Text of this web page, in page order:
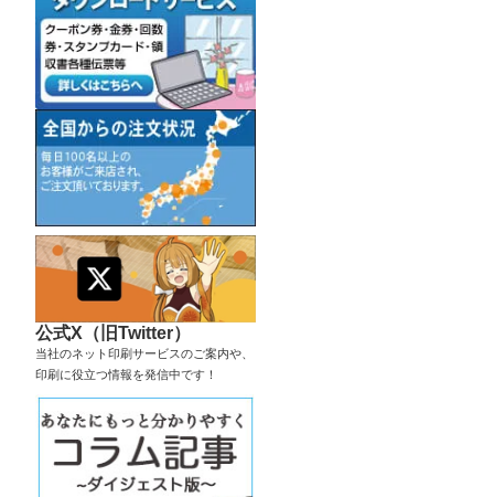
公式X（旧Twitter）
当社のネット印刷サービスのご案内や、
印刷に役立つ情報を発信中です！